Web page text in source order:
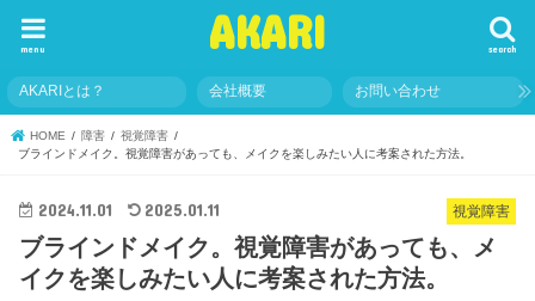
AKARI search
menu
AKARIとは？ 会社概要 お問い合わせ
HOME 障害
視覚障害
ブラインドメイク。視覚障害があっても、メイクを楽しみたい人に考案された方法。
視覚障害
2024.11.01 2025.01.11
ブラインドメイク。視覚障害があっても、メ
イクを楽しみたい人に考案された方法。